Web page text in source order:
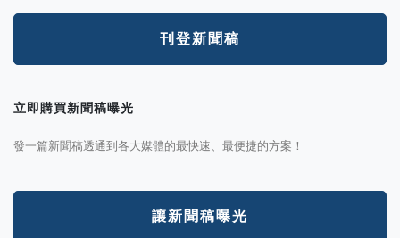
刊登新聞稿
立即購買新聞稿曝光
發一篇新聞稿透通到各大媒體的最快速、最便捷的方案！
讓新聞稿曝光